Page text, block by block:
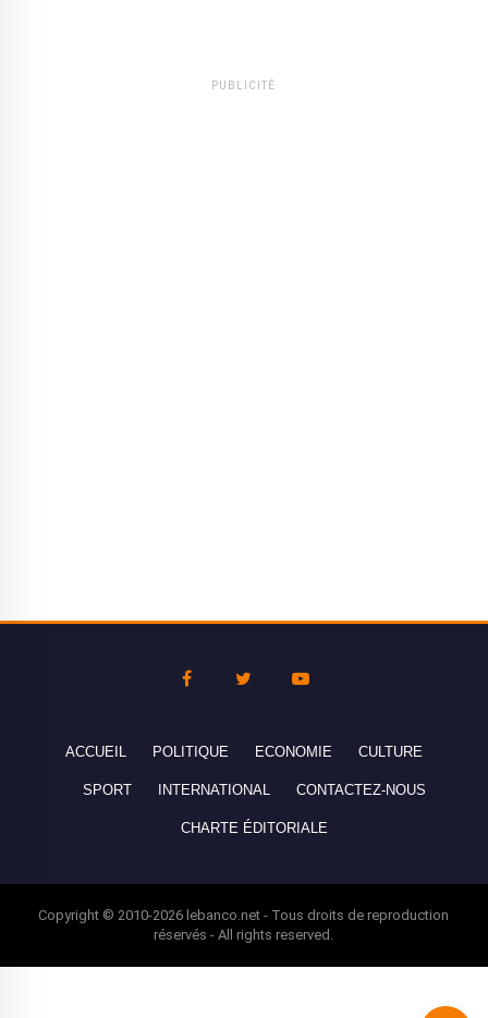
PUBLICITÉ
ACCUEIL POLITIQUE ECONOMIE CULTURE
SPORT INTERNATIONAL CONTACTEZ-NOUS
CHARTE ÉDITORIALE
Copyright © 2010-2026 lebanco.net - Tous droits de reproduction
réservés - All rights reserved.